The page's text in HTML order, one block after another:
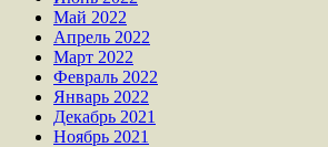
Май 2022
Апрель 2022
Март 2022
Февраль 2022
Январь 2022
Декабрь 2021
Ноябрь 2021